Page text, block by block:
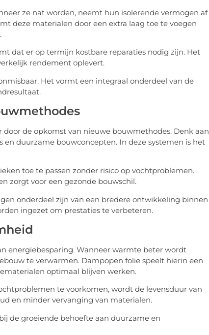
ze nat worden, neemt hun isolerende vermogen af
deze materialen door een extra laag toe te voegen
dat er op termijn kostbare reparaties nodig zijn. Het
rendement oplevert.
Het vormt een integraal onderdeel van de
de opkomst van nieuwe bouwmethodes. Denk aan
duurzame bouwconcepten. In deze systemen is het
toe te passen zonder risico op vochtproblemen.
zorgt voor een gezonde bouwschil.
onderdeel zijn van een bredere ontwikkeling binnen
ingezet om prestaties te verbeteren.
energiebesparing. Wanneer warmte beter wordt
te verwarmen. Dampopen folie speelt hierin een
optimaal blijven werken.
te voorkomen, wordt de levensduur van
en minder vervanging van materialen.
de groeiende behoefte aan duurzame en